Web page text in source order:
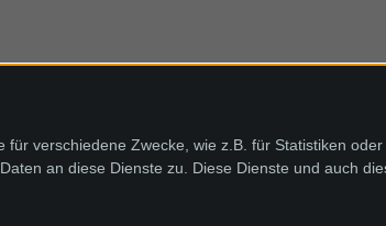
verschiedene Zwecke, wie z.B. für Statistiken
an diese Dienste zu. Diese Dienste und auch